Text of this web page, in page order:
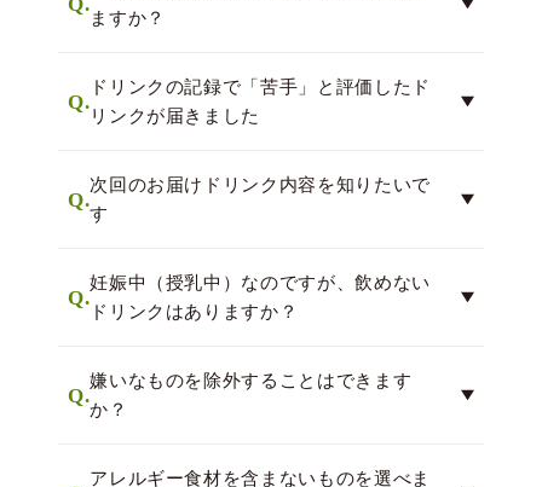
ますか？
Q.
ドリンクの記録で「苦手」と評価したド
リンクが届きました
Q.
次回のお届けドリンク内容を知りたいで
す
Q.
妊娠中（授乳中）なのですが、飲めない
ドリンクはありますか？
Q.
嫌いなものを除外することはできます
か？
アレルギー食材を含まないものを選べま